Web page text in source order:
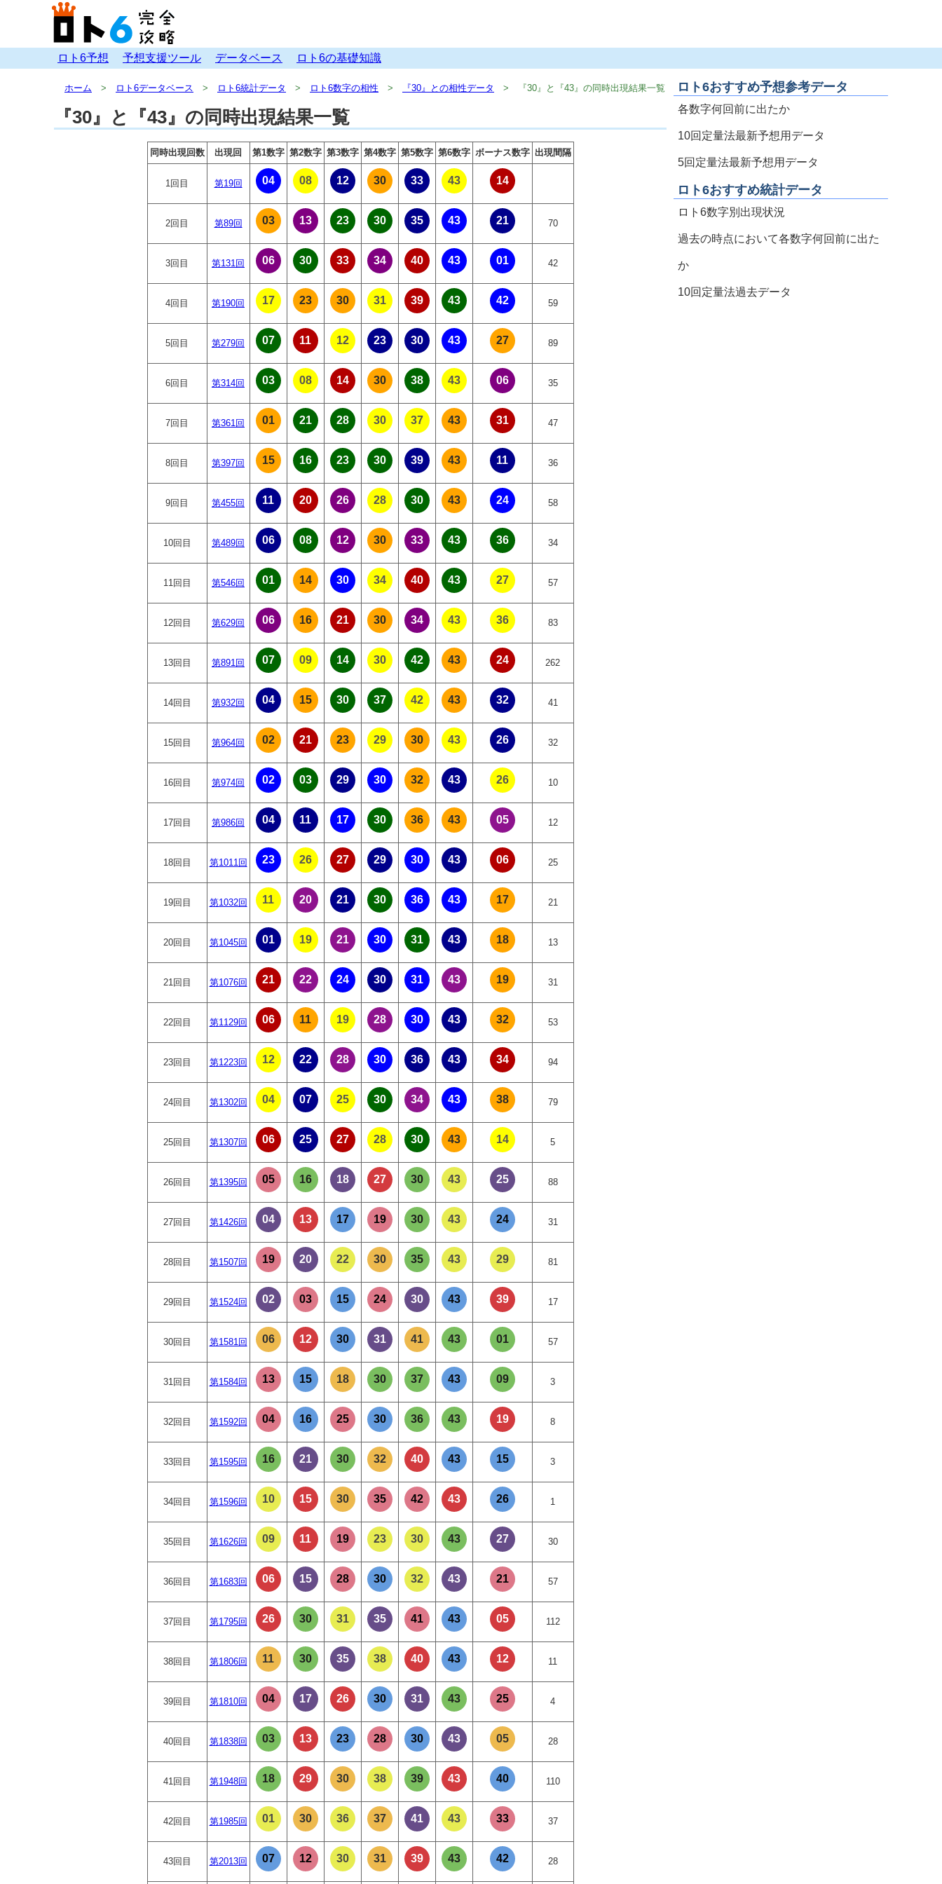
ロト6予想 予想支援ツール データベース ロト6の基礎知識
ホーム ロト6データベース ロト6統計データ ロト6数字の相性 『30』との相性データ 『30』と『43』の同時出現結果一覧
『30』と『43』の同時出現結果一覧
同時出現回数 出現回 第1数字 第2数字 第3数字 第4数字 第5数字 第6数字 ボーナス数字 出現間隔
1回目 第19回 04 08 12 30 33 43 14
2回目 第89回 03 13 23 30 35 43 21 70
3回目 第131回 06 30 33 34 40 43 01 42
4回目 第190回 17 23 30 31 39 43 42 59
5回目 第279回 07 11 12 23 30 43 27 89
6回目 第314回 03 08 14 30 38 43 06 35
7回目 第361回 01 21 28 30 37 43 31 47
8回目 第397回 15 16 23 30 39 43 11 36
9回目 第455回 11 20 26 28 30 43 24 58
10回目 第489回 06 08 12 30 33 43 36 34
11回目 第546回 01 14 30 34 40 43 27 57
12回目 第629回 06 16 21 30 34 43 36 83
13回目 第891回 07 09 14 30 42 43 24 262
14回目 第932回 04 15 30 37 42 43 32 41
15回目 第964回 02 21 23 29 30 43 26 32
16回目 第974回 02 03 29 30 32 43 26 10
17回目 第986回 04 11 17 30 36 43 05 12
18回目 第1011回 23 26 27 29 30 43 06 25
19回目 第1032回 11 20 21 30 36 43 17 21
20回目 第1045回 01 19 21 30 31 43 18 13
21回目 第1076回 21 22 24 30 31 43 19 31
22回目 第1129回 06 11 19 28 30 43 32 53
23回目 第1223回 12 22 28 30 36 43 34 94
24回目 第1302回 04 07 25 30 34 43 38 79
25回目 第1307回 06 25 27 28 30 43 14 5
26回目 第1395回 05 16 18 27 30 43 25 88
27回目 第1426回 04 13 17 19 30 43 24 31
28回目 第1507回 19 20 22 30 35 43 29 81
29回目 第1524回 02 03 15 24 30 43 39 17
30回目 第1581回 06 12 30 31 41 43 01 57
31回目 第1584回 13 15 18 30 37 43 09 3
32回目 第1592回 04 16 25 30 36 43 19 8
33回目 第1595回 16 21 30 32 40 43 15 3
34回目 第1596回 10 15 30 35 42 43 26 1
35回目 第1626回 09 11 19 23 30 43 27 30
36回目 第1683回 06 15 28 30 32 43 21 57
37回目 第1795回 26 30 31 35 41 43 05 112
38回目 第1806回 11 30 35 38 40 43 12 11
39回目 第1810回 04 17 26 30 31 43 25 4
40回目 第1838回 03 13 23 28 30 43 05 28
41回目 第1948回 18 29 30 38 39 43 40 110
42回目 第1985回 01 30 36 37 41 43 33 37
43回目 第2013回 07 12 30 31 39 43 42 28
ロト6おすすめ予想参考データ
各数字何回前に出たか
10回定量法最新予想用データ
5回定量法最新予想用データ
ロト6おすすめ統計データ
ロト6数字別出現状況
過去の時点において各数字何回前に出た
か
10回定量法過去データ